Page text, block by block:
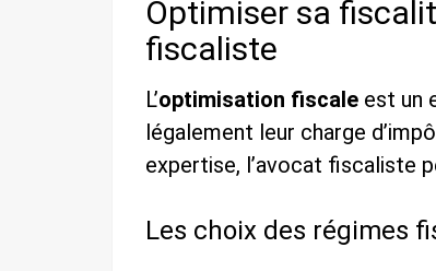
Optimiser sa
fiscaliste
L’optimisation fiscale est un
légalement leur charge
expertise, l’avocat fiscaliste
Les choix des régimes